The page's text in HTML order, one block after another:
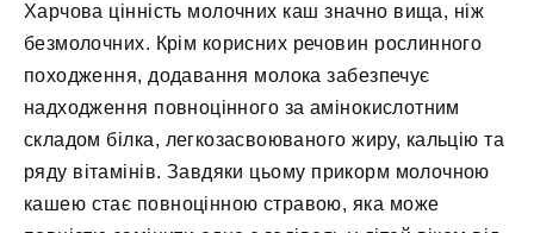
Харчова цінність молочних каш значно вища, ніж
безмолочних. Крім корисних речовин рослинного
походження, додавання молока забезпечує
надходження повноцінного за амінокислотним
складом білка, легкозасвоюваного жиру, кальцію та
ряду вітамінів. Завдяки цьому прикорм молочною
кашею стає повноцінною стравою, яка може